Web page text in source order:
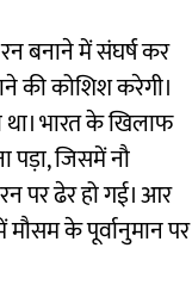
बनाने में संघर्ष कर
की कोशिश करेगी।
भारत के खिलाफ
जिसमें नौ
पर ढेर हो गई। आर
के पूर्वानुमान पर